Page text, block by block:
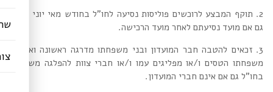
גם אם מועד נסיעתם לאחר מועד הרכישה.
3. זכאים להטבה חבר המועדון ובני משפחתו מדרגה ראשונה ואו בני
משפחתו הטסים ו/או מפליגים עמו ו/או חברי צוות להפלגה משותפת
בחו"ל גם אם אינם חברי המועדון.